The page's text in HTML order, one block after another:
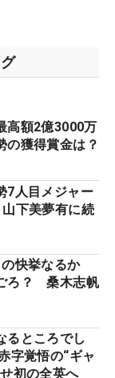
高額2億3000万
獲得賞金は？
7人目メジャー
下美夢有に続
の快挙なるか
ろ？ 桑木志帆
るところでし
字覚悟の“ギャ
初の全英へ